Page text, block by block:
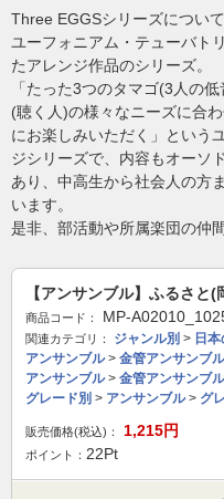
Three EGGSシリーズについて
ユーフォニアム・テューバト
たアレンジ作品のシリーズ。
「たった3つのタマゴ(3人の
(聴く人)の様々なニーズに合
にお楽しみいただく」という
ジシリーズで、内容もオーソ
あり、中高生から社会人の方
います。
是非、部活動や所属楽団の仲
【アンサンブル】ふるさと(
商品コード： MP-
関連カテゴリ： ジャンル別 > 日
アンサンブル> 金管アンサンブル
アンサンブル> 金管アンサンブル
グレード別 > アンサンブル> グ
販売価格(税込)： 1,215円
ポイント： 22Pt